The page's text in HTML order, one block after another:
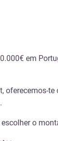
em
oferecemos-
o